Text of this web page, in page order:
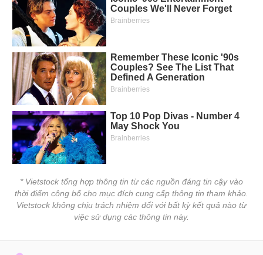
thời điểm công bố cho mục đích cung cấp thông tin tham khảo.
Vietstock không chịu trách nhiệm đối với bất kỳ kết quả nào từ
việc sử dụng các thông tin này.